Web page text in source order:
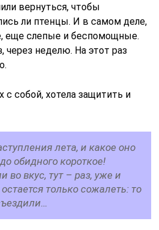
вернуться, чтобы
ли птенцы. И в самом деле,
еще слепые и беспомощные.
неделю. На этот раз
с собой, хотела защитить и
лета, и какое оно
обидного короткое!
во вкус, тут – раз, уже и
только сожалеть: то